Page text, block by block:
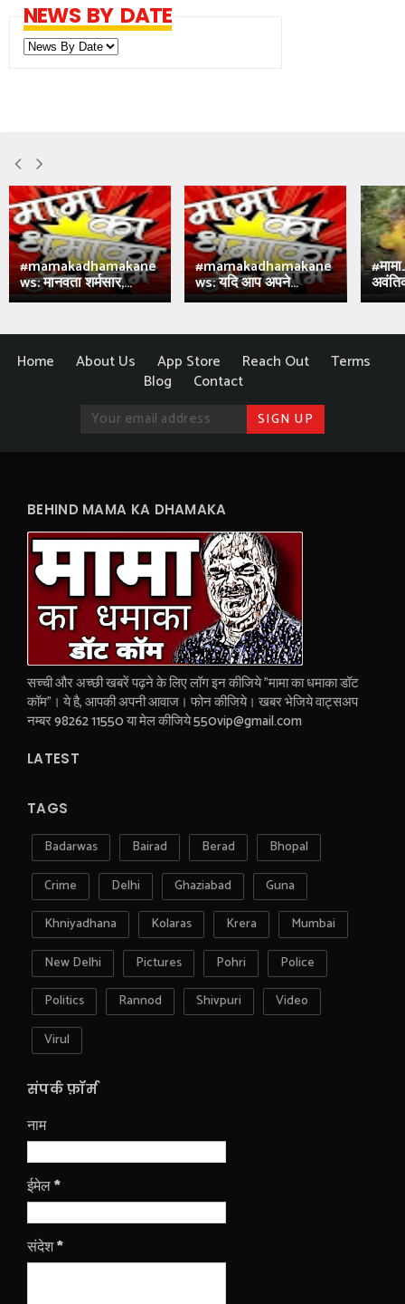
NEWS BY DATE
#mamakadhamakane
ws: मानवता शर्मसार,...
#mamakadhamakane
ws: यदि आप अपने...
Home About Us App Store Reach Out
Terms
Blog
Contact
BEHIND MAMA KA DHAMAKA
सच्ची और अच्छी खबरें पढ़ने के लिए लॉग इन कीजिये "मामा का धमाका डॉट
कॉम"। ये है, आपकी अपनी आवाज। फोन कीजिये। खबर भेजिये वाट्सअप
नम्बर 98262 11550 या मेल कीजिये 550vip@gmail.com
LATEST
TAGS
Badarwas Bairad Berad
Bhopal
Crime
Delhi Ghaziabad
Guna
Khniyadhana
Kolaras Krera
Mumbai
New Delhi
Pictures Pohri
Police
Politics
Rannod Shivpuri
Video
Virul
संपर्क फ़ॉर्म
नाम
ईमेल*
संदेश*